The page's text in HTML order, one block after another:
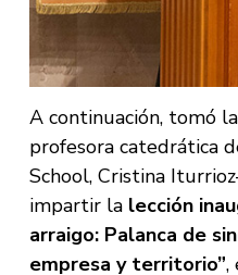
A continuación, tomó
profesora catedrática
School, Cristina
impartir la lección
arraigo: Palanca de
empresa y territorio”,